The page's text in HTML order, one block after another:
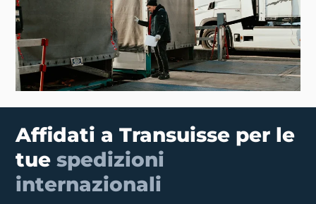
Affidati a Transuisse per le
tuespedizioni
internazionali